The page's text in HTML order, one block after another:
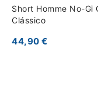
Short Homme No-Gi
Clássico
44,90 €